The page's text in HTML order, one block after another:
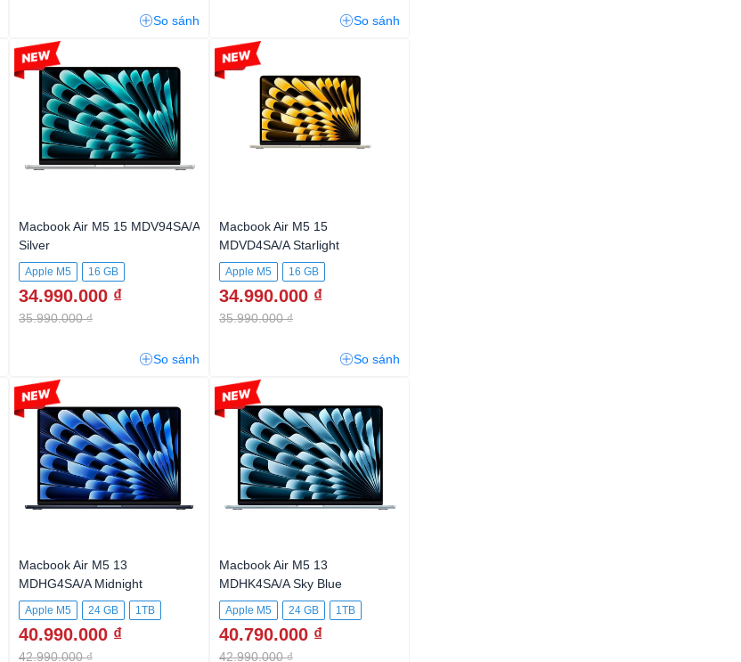
So sánh So sánh
Macbook Air M5 15 MDV94SA/A
Silver
Apple M5
16 GB
512GB SSD
34.990.000 ₫
35.990.000 ₫
-2%
So sánh
Macbook Air M5 15
MDVD4SA/A Starlight
Apple M5
16 GB
512GB SSD
34.990.000 ₫
35.990.000 ₫
-2%
So sánh
Macbook Air M5 13
MDHG4SA/A Midnight
Apple M5 24 GB 1TB
40.990.000 ₫
42.990.000 ₫
-4%
Macbook Air M5 13
MDHK4SA/A Sky Blue
Apple M5 24 GB 1TB
40.790.000 ₫
42.990.000 ₫
-5%